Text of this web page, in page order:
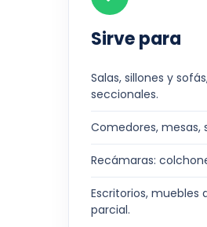
Sirve para
Salas, sillones y
seccionales.
Comedores, mesas,
Recámaras:
Escritorios, muebles
parcial.